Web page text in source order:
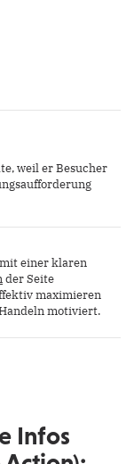
weil er Besucher
einer klaren
der Seite
maximieren
motiviert.
Infos